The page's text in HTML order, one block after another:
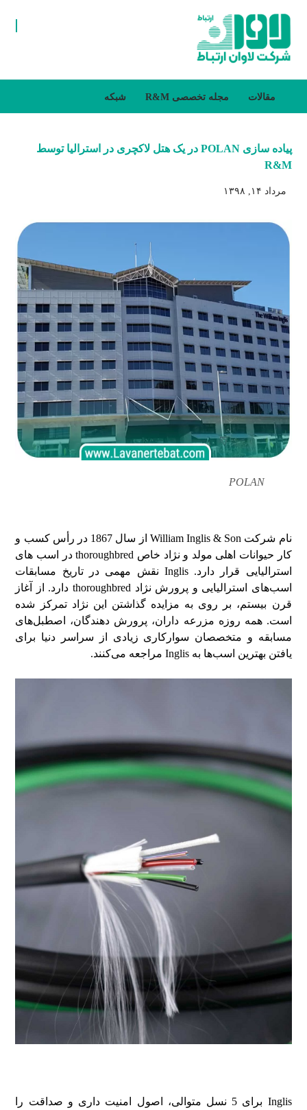
مقالات مجله تخصصی R&M شبکه
پیاده سازی POLAN در یک هتل لاکچری در استرالیا توسط
R&M
مرداد ۱۴, ۱۳۹۸
POLAN
نام شرکت William Inglis & Son از سال 1867 در رأس کسب و
کار حیوانات اهلی مولد و نژاد خاص thoroughbred در اسب های
استرالیایی قرار دارد. Inglis نقش مهمی در تاریخ مسابقات
اسب‌های استرالیایی و پرورش نژاد thoroughbred دارد. از آغاز
قرن بیستم، بر روی به مزایده گذاشتن این نژاد تمرکز شده
است. همه روزه مزرعه داران، پرورش دهندگان، اصطبل‌های
مسابقه و متخصصان سوارکاری زیادی از سراسر دنیا برای
یافتن بهترین اسب‌ها به Inglis مراجعه می‌کنند.
Inglis برای 5 نسل متوالی، اصول امنیت داری و صداقت را